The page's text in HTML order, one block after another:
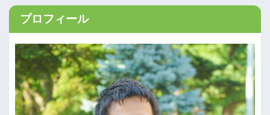
プロフィール